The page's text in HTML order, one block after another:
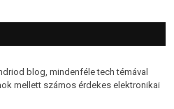
blog, mindenféle tech témával
mellett számos érdekes elektronikai